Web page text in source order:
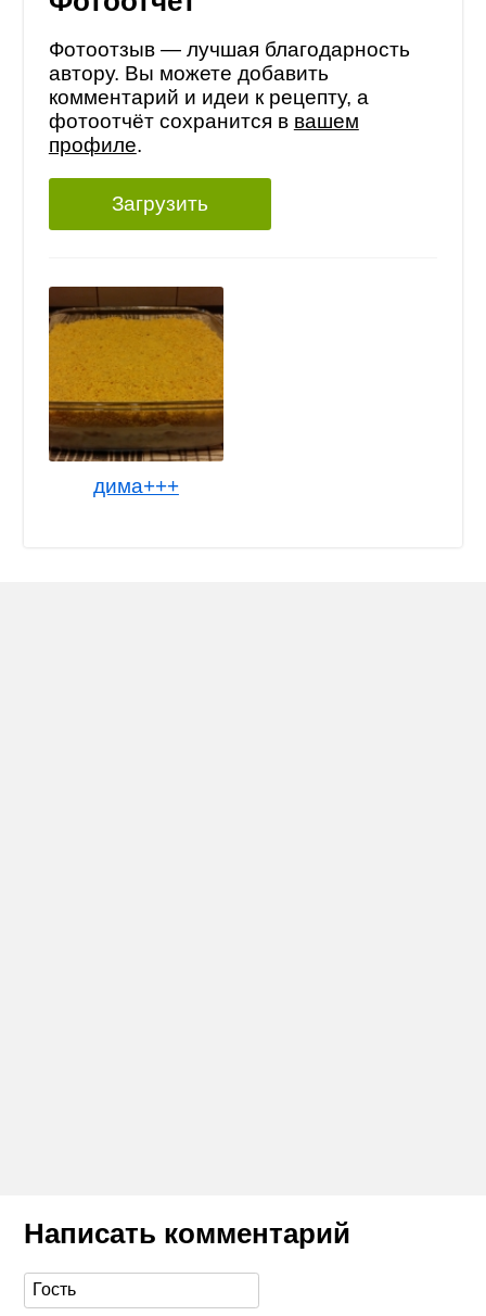
Фотоотзыв — лучшая благодарность
автору. Вы можете добавить
комментарий и идеи к рецепту, а
фотоотчёт сохранится в вашем
профиле.
Загрузить
дима+++
Написать комментарий